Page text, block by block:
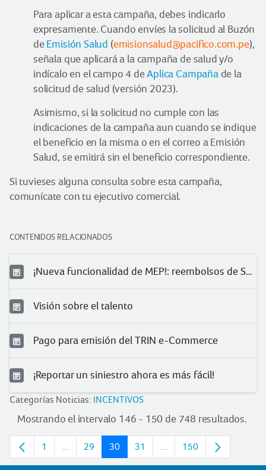
Para aplicar a esta campaña, debes indicarlo
expresamente. Cuando envíes la solicitud al Buzón
de Emisión Salud (emisionsalud@pacifico.com.pe),
señala que aplicará a la campaña de salud y/o
indícalo en el campo 4 deAplica Campañade la
solicitud de salud (versión 2023).
Asimismo, si la solicitud no cumple con las
indicaciones de la campaña aun cuando se indique
el beneficio en la misma o en el correo a Emisión
Salud, se emitirá sin el beneficio correspondiente.
Si tuvieses alguna consulta sobre esta campaña,
comunícate con tu ejecutivo comercial.
CONTENIDOS RELACIONADOS
¡Nueva funcionalidad de MEP!: reembolsos de Salud
Visión sobre el talento
Pago para emisión del TRIN e-Commerce
¡Reportar un siniestro ahora es más fácil!
Categorías Noticias: INCENTIVOS
Mostrando el intervalo 146 - 150 de 748 resultados.
Página
1 ...Páginas intermedias
Página
29 Página
30 Página
31 ...Páginas intermedias
Página
150